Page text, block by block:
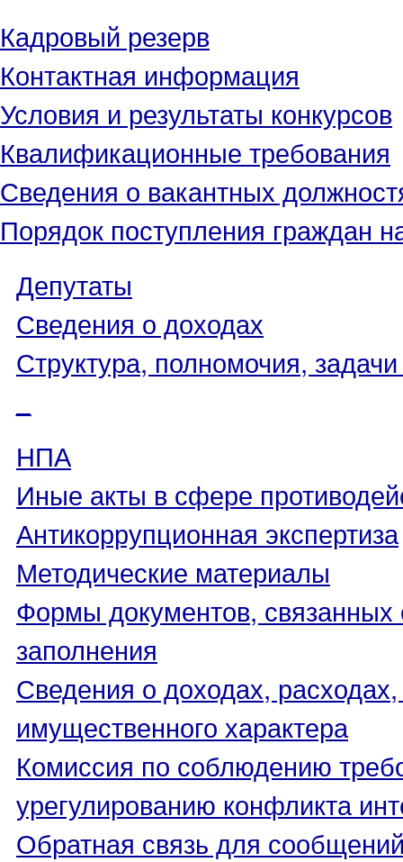
Кадровый резерв
Контактная информация
Условия и результаты конкурсов
Квалификационные требования
Сведения о вакантных
Порядок поступления граждан
Депутаты
Сведения о доходах
Структура, полномочия,
НПА
Иные акты в сфере
Антикоррупционная экспертиза
Методические материалы
Формы документов, связанных
заполнения
Сведения о доходах,
имущественного характера
Комиссия по соблюдению
урегулированию конфликта
Обратная связь для